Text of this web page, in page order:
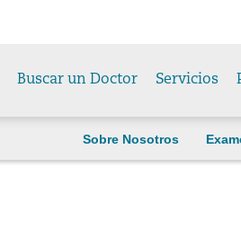
Buscar un Doctor Servicios
Sobre Nosotros